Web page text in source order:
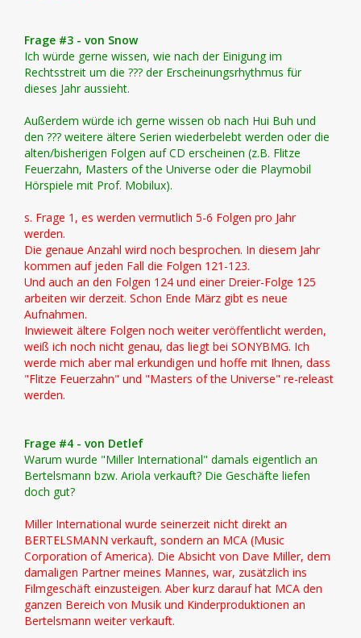
Frage #3 - von Snow
Ich würde gerne wissen, wie nach der Einigung im
Rechtsstreit um die ??? der Erscheinungsrhythmus für
dieses Jahr aussieht.
Außerdem würde ich gerne wissen ob nach Hui Buh und
den ??? weitere ältere Serien wiederbelebt werden oder die
alten/bisherigen Folgen auf CD erscheinen (z.B. Flitze
Feuerzahn, Masters of the Universe oder die Playmobil
Hörspiele mit Prof. Mobilux).
s. Frage 1, es werden vermutlich 5-6 Folgen pro Jahr
werden.
Die genaue Anzahl wird noch besprochen. In diesem Jahr
kommen auf jeden Fall die Folgen 121-123.
Und auch an den Folgen 124 und einer Dreier-Folge 125
arbeiten wir derzeit. Schon Ende März gibt es neue
Aufnahmen.
Inwieweit ältere Folgen noch weiter veröffentlicht werden,
weiß ich noch nicht genau, das liegt bei SONYBMG. Ich
werde mich aber mal erkundigen und hoffe mit Ihnen, dass
"Flitze Feuerzahn" und "Masters of the Universe" re-releast
werden.
Frage #4 - von Detlef
Warum wurde "Miller International" damals eigentlich an
Bertelsmann bzw. Ariola verkauft? Die Geschäfte liefen
doch gut?
Miller International wurde seinerzeit nicht direkt an
BERTELSMANN verkauft, sondern an MCA (Music
Corporation of America). Die Absicht von Dave Miller, dem
damaligen Partner meines Mannes, war, zusätzlich ins
Filmgeschäft einzusteigen. Aber kurz darauf hat MCA den
ganzen Bereich von Musik und Kinderproduktionen an
Bertelsmann weiter verkauft.